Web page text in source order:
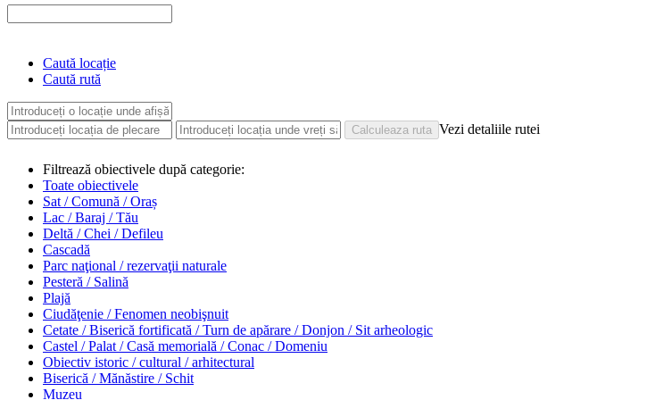
Caută locație
Caută rută
Vezi detaliile rutei
Filtrează obiectivele după categorie:
Toate obiectivele
Sat / Comună / Oraș
Lac / Baraj / Tău
Deltă / Chei / Defileu
Cascadă
Parc naţional / rezervaţii naturale
Pesteră / Salină
Plajă
Ciudăţenie / Fenomen neobişnuit
Cetate / Biserică fortificată / Turn de apărare / Donjon / Sit arheologic
Castel / Palat / Casă memorială / Conac / Domeniu
Obiectiv istoric / cultural / arhitectural
Biserică / Mănăstire / Schit
Muzeu